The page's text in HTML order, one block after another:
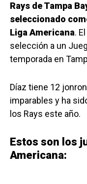
Rays de Tampa
seleccionado
Liga Americana.
selección a un
temporada en
Díaz tiene 12
imparables y ha
los Rays este año.
Estos son los
Americana: